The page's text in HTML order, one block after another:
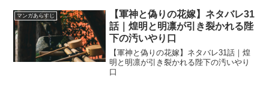
マンガあらすじ
【軍神と偽りの花嫁】ネタバレ31
話｜煌明と明凛が引き裂かれる陛
下の汚いやり口
【軍神と偽りの花嫁】ネタバレ31話｜煌
明と明凛が引き裂かれる陛下の汚いやり
口